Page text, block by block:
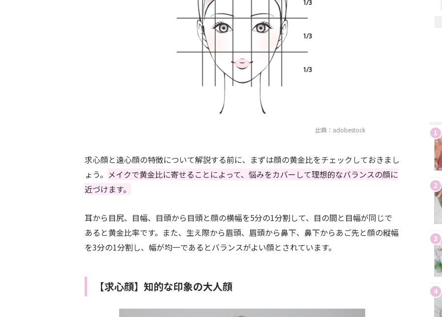
出典：adobestock
求心顔と遠心顔の特徴について解説する前に、まずは顔の黄金比をチェックしておきまし
ょう。 メイクで黄金比に寄せることによって、悩みをカバーして理想的なバランスの顔に
近づけます。
耳から目尻、目幅、目頭から目頭と顔の横幅を5分の1分割して、目の間と目幅が同じで
あると黄金比率です。また、生え際から眉頭、眉頭から鼻下、鼻下からあご先と顔の縦幅
を3分の1分割し、幅が均一であるとバランスがよい顔とされています。
【求心顔】知的な印象の大人顔
1
2
3
4